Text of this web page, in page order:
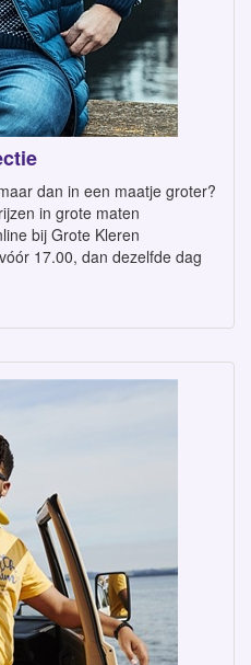
dan in een maatje groter?
in grote maten
bij Grote Kleren
17.00, dan dezelfde dag